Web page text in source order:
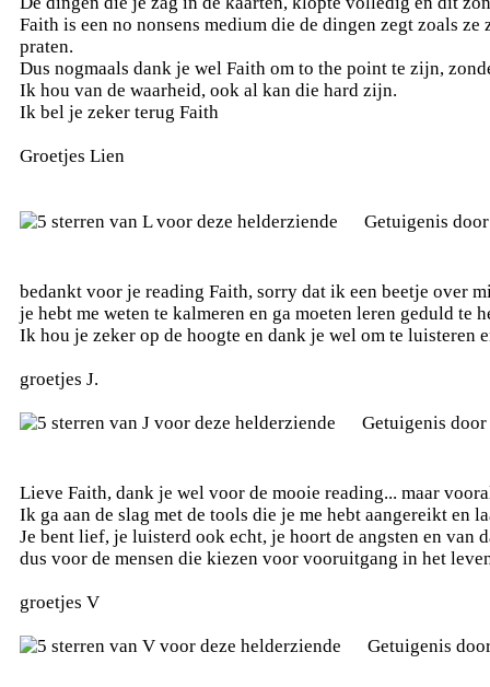
Faith is een no nonsens medium die de dingen zegt zoals
praten.
Dus nogmaals dank je wel Faith om to the point te zijn,
Ik hou van de waarheid, ook al kan die hard zijn.
Ik bel je zeker terug Faith
Groetjes Lien
Getuigenis
bedankt voor je reading Faith, sorry dat ik een beetje over
je hebt me weten te kalmeren en ga moeten leren geduld te
Ik hou je zeker op de hoogte en dank je wel om te luisteren
groetjes J.
Getuigenis door
Lieve Faith, dank je wel voor de mooie reading... maar
Ik ga aan de slag met de tools die je me hebt aangereikt en
Je bent lief, je luisterd ook echt, je hoort de angsten en van
dus voor de mensen die kiezen voor vooruitgang in het
groetjes V
Getuigenis